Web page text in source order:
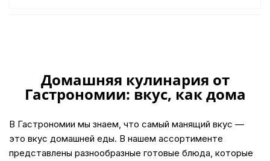
Домашняя кулинария от
Гастрономии: вкус, как дома
В Гастрономии мы знаем, что самый манящий вкус —
это вкус домашней еды. В нашем ассортименте
представлены разнообразные готовые блюда, которые